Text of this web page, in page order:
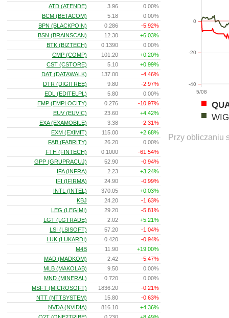
5/08
-40
-20
0
WIG
Przy obliczaniu
ATD (ATENDE)
3.96
0.00%
BCM (BETACOM)
5.18
0.00%
BPN (BLACKPOIN)
0.286
-5.92%
BSN (BRAINSCAN)
12.30
+6.03%
BTK (BIZTECH)
0.1390
0.00%
CMP (COMP)
101.20
+0.20%
CST (CSTORE)
5.10
+0.99%
DAT (DATAWALK)
137.00
-4.46%
DTR (DIGITREE)
9.80
-2.97%
EDL (EDITELPL)
5.80
0.00%
EMP (EMPLOCITY)
0.276
-10.97%
EUV (EUVIC)
23.60
+4.42%
EXA (EXAMOBILE)
3.38
-2.31%
EXM (EXIMIT)
115.00
+2.68%
FAB (FABRITY)
26.20
0.00%
FTH (FINTECH)
0.1000
-61.54%
GPP (GRUPRACUJ)
52.90
-0.94%
IFA (INFRA)
2.23
+3.24%
IFI (IFIRMA)
24.90
-0.99%
INTL (INTEL)
370.05
+0.03%
KBJ
24.20
-1.63%
LEG (LEGIMI)
29.20
-5.81%
LGT (LGTRADE)
2.02
+5.21%
LSI (LSISOFT)
57.20
-1.04%
LUK (LUKARDI)
0.420
-0.94%
M4B
11.90
+19.00%
MAD (MADKOM)
2.42
-5.47%
MLB (MAKOLAB)
9.50
0.00%
MND (MINERAL)
0.720
0.00%
MSFT (MICROSOFT)
1836.20
-0.21%
NTT (NTTSYSTEM)
15.80
-0.63%
NVDA (NVIDIA)
816.10
+4.36%